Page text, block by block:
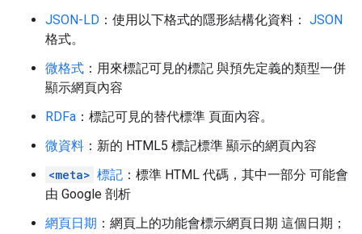
JSON-LD ：使用以下格式的隱形結構化資料： JSON
格式。
微格式 ：用來標記可見的標記 與預先定義的類型一併
顯示網頁內容
RDFa ：標記可見的替代標準 頁面內容。
微資料 ：新的 HTML5 標記標準 顯示的網頁內容
<meta> 標記 ：標準 HTML 代碼，其中一部分 可能會
由 Google 剖析
網頁日期 ：網頁上的功能會標示網頁日期 這個日期；